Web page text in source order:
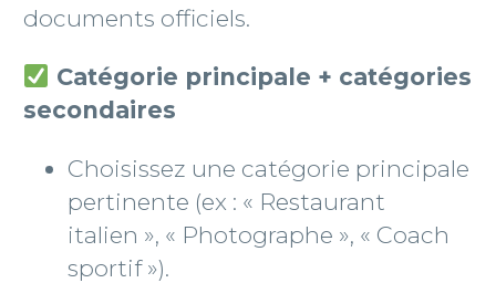
documents officiels.
Catégorie principale + catégories
secondaires
Choisissez une catégorie principale
pertinente (ex : « Restaurant
italien », « Photographe », « Coach
sportif »).